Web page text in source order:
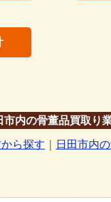
市内の骨董品買取り
ら探す
日田市内